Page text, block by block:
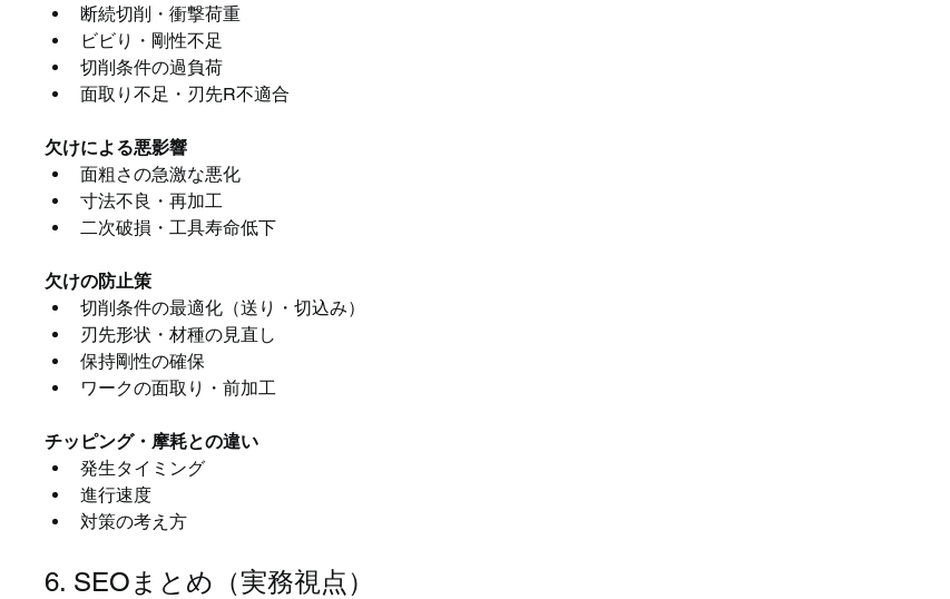
断続切削・衝撃荷重
ビビり・剛性不足
切削条件の過負荷
面取り不足・刃先R不適合
欠けによる悪影響
面粗さの急激な悪化
寸法不良・再加工
二次破損・工具寿命低下
欠けの防止策
切削条件の最適化（送り・切込み）
刃先形状・材種の見直し
保持剛性の確保
ワークの面取り・前加工
チッピング・摩耗との違い
発生タイミング
進行速度
対策の考え方
6. SEOまとめ（実務視点）